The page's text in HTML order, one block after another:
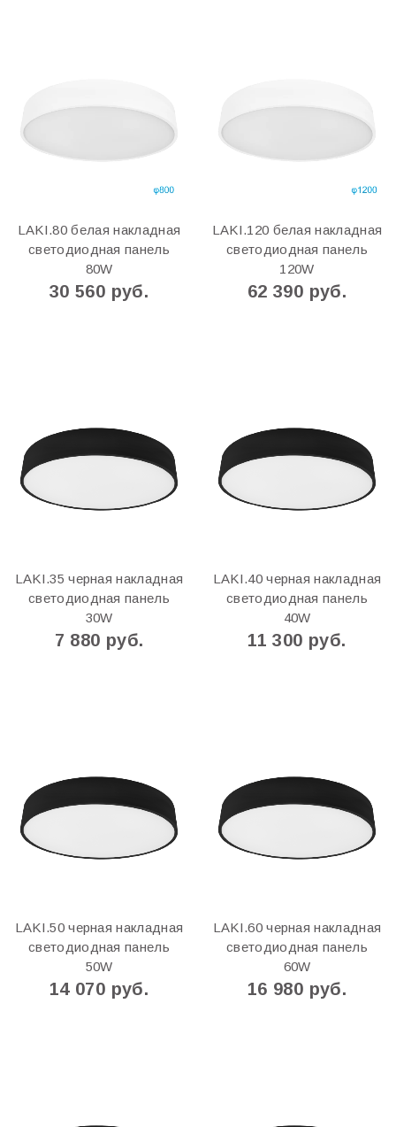
LAKI.80 белая накладная
светодиодная панель
80W
30 560 руб.
LAKI.120 белая накладная
светодиодная панель
120W
62 390 руб.
LAKI.35 черная накладная
светодиодная панель
30W
7 880 руб.
LAKI.40 черная накладная
светодиодная панель
40W
11 300 руб.
LAKI.50 черная накладная
светодиодная панель
50W
14 070 руб.
LAKI.60 черная накладная
светодиодная панель
60W
16 980 руб.